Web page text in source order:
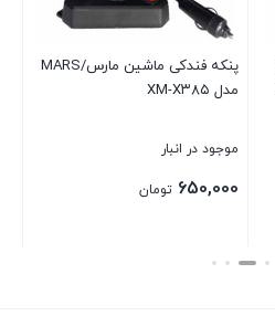
پنکه فندکی ماشین مارس/MARS
مدل XM-X۳۸۵
موجود در انبار
650,000 تومان
بستن